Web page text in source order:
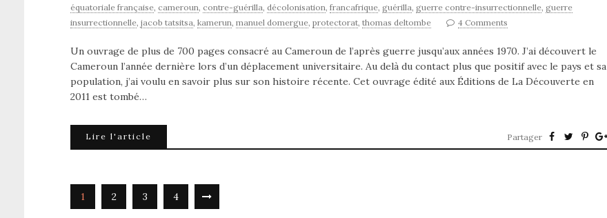
équatoriale française, cameroun, contre-guérilla, décolonisation, francafrique, guérilla, guerre contre-insurrectionnelle, guerre
insurrectionnelle, jacob tatsitsa, kamerun, manuel domergue, protectorat, thomas deltombe 4 Comments
Un ouvrage de plus de 700 pages consacré au Cameroun de l’après guerre jusqu’aux années 1970. J’ai découvert le
Cameroun l’année dernière lors d’un déplacement universitaire. Au delà du contact plus que positif avec le pays et sa
population, j’ai voulu en savoir plus sur son histoire récente. Cet ouvrage édité aux Éditions de La Découverte en
2011 est tombé…
Lire l'article Partager
1 2 3 4